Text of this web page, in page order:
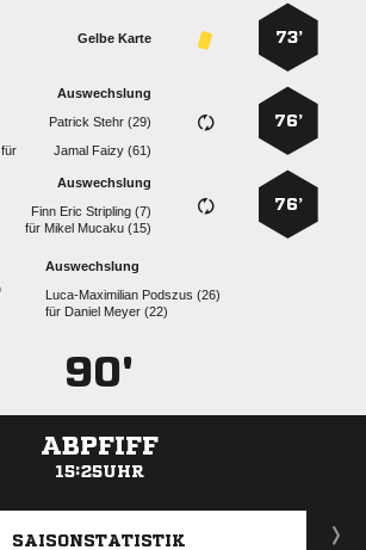
73’
Gelbe Karte
76’
Auswechslung
  
für
  
76’
Auswechslung
   
für   
Auswechslung
  
für   
90'
ABPFIFF
15:25UHR
ANZEIGE
SAISONSTATISTIK